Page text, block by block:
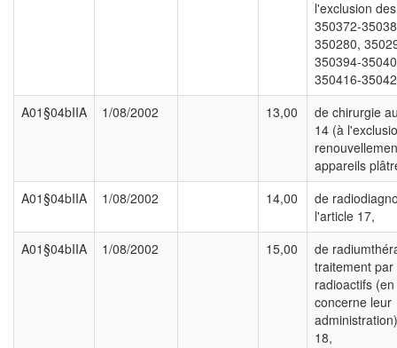
l'exclusion
350372-
350280,
350394-
350416-
A01§04bIIA
1/08/2002 13,00
de chirurgie
14 (à
appareils
A01§04bIIA
1/08/2002 14,00
de
l'article 17,
A01§04bIIA
1/08/2002 15,00
de
traitement par
radioactifs
concerne leur
18,